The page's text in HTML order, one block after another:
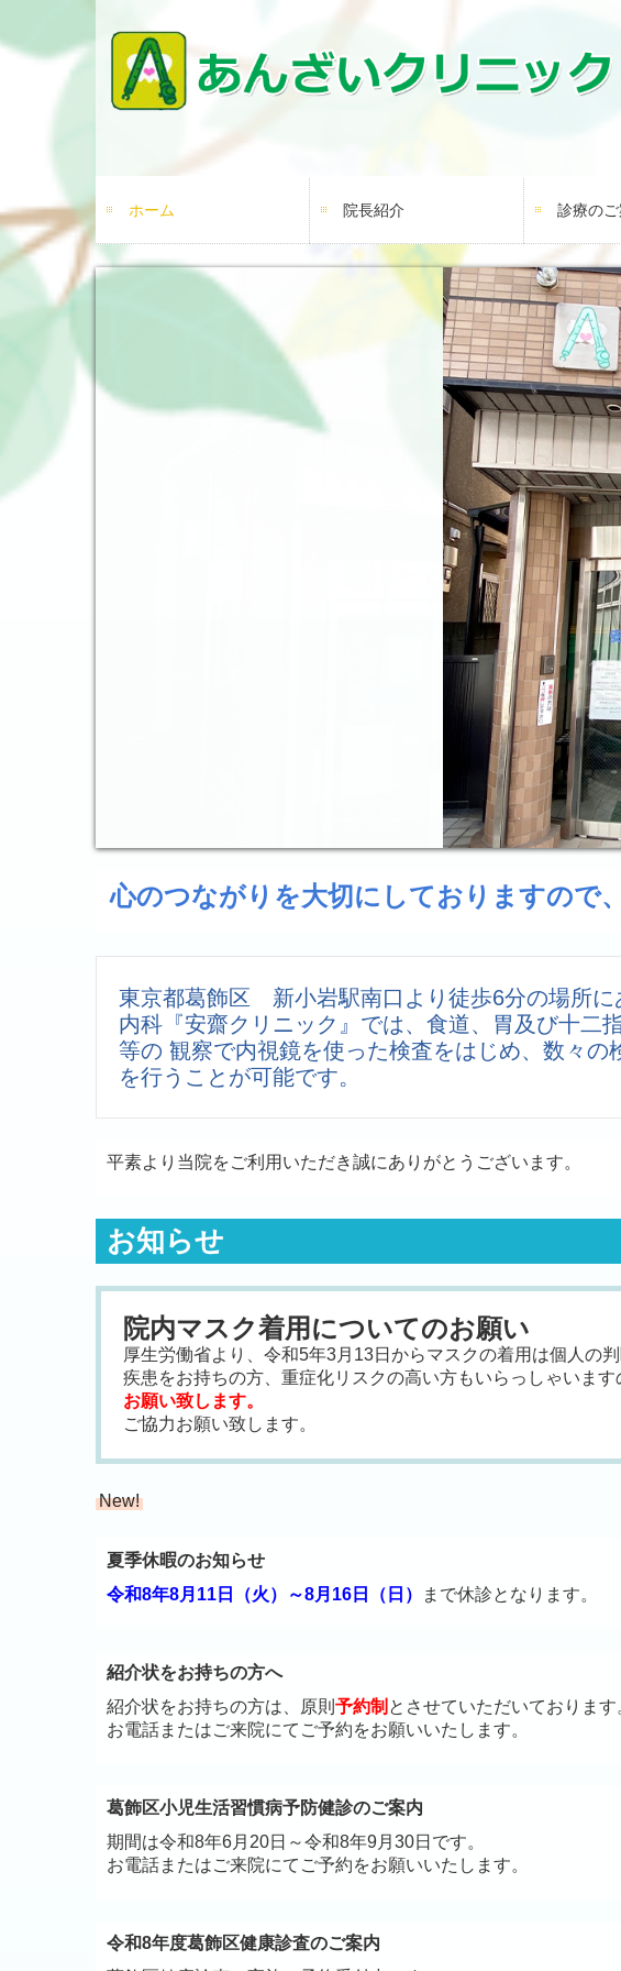
ホーム 院長紹介 診療の
心のつながりを大切にしておりますので
東京都葛飾区 新小岩駅南口より徒歩6分の場所に
内科『安齋クリニック』では、食道、胃及び十二
等の 観察で内視鏡を使った検査をはじめ、数々の
を行うことが可能です。
平素より当院をご利用いただき誠にありがとうございます。
お知らせ
院内マスク着用についてのお願い
厚生労働省より、令和5年3月13日からマスクの着用は個人の
疾患をお持ちの方、重症化リスクの高い方もいらっしゃいます
お願い致します。
ご協力お願い致します。
New!
夏季休暇のお知らせ
令和8年8月11日（火）～8月16日（日）
まで休診となります。
紹介状をお持ちの方へ
紹介状をお持ちの方は、原則 予約制 とさせていただいております
お電話またはご来院にてご予約をお願いいたします。
葛飾区小児生活習慣病予防健診のご案内
期間は令和8年6月20日～令和8年9月30日です。
お電話またはご来院にてご予約をお願いいたします。
令和8年度葛飾区健康診査のご案内